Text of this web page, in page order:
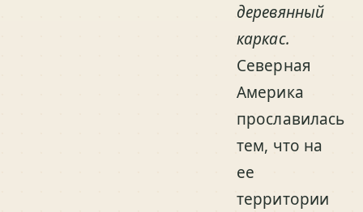
деревянный
каркас.
Северная
Америка
прославилась
тем, что на
ее
территории